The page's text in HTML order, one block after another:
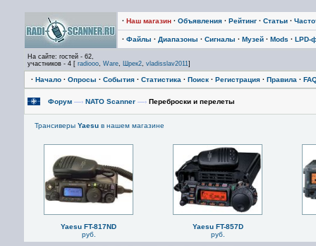
· Наш магазин · Объявления · Рейтинг · Статьи ·
· Файлы · Диапазоны · Сигналы · Музей · Mods · LPD-
На сайте: гостей - 62,
участников - 4 [ radiooo, Ware, Шрек2, vladisslav2011]
· Начало · Опросы · События · Статистика · Поиск · Регистрация · Правила ·
Форум —› NATO Scanner —› Переброски и перелеты
Трансиверы Yaesu в нашем магазине
Yaesu FT-817ND
руб.
Yaesu FT-857D
руб.